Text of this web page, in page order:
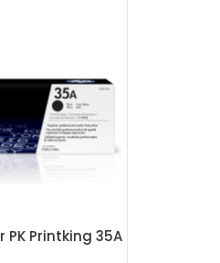
PK Printking 35A